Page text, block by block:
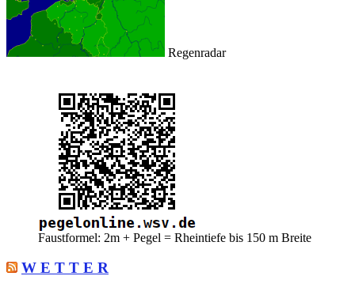
Regenradar
Faustformel: 2m + Pegel = Rheintiefe bis 150 m Breite
W E T T E R